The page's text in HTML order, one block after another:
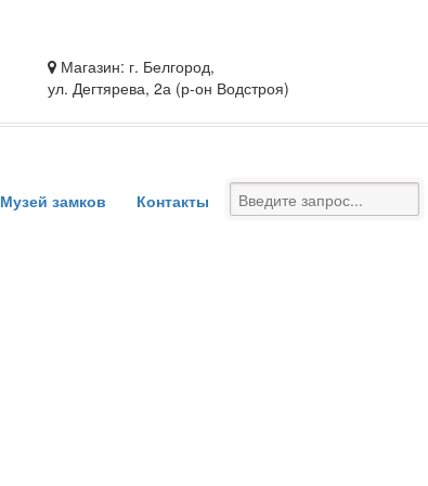
Магазин: г. Белгород,
ул. Дегтярева, 2а (р-он Водстроя)
Музей замков Контакты